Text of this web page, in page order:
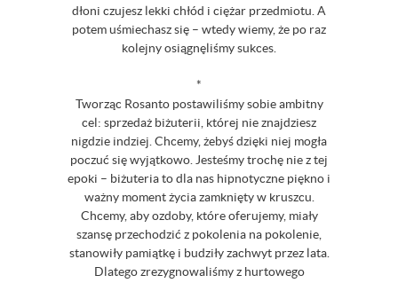
dłoni czujesz lekki chłód i ciężar przedmiotu. A
potem uśmiechasz się – wtedy wiemy, że po raz
kolejny osiągnęliśmy sukces.
*
Tworząc Rosanto postawiliśmy sobie ambitny
cel: sprzedaż biżuterii, której nie znajdziesz
nigdzie indziej. Chcemy, żebyś dzięki niej mogła
poczuć się wyjątkowo. Jesteśmy trochę nie z tej
epoki – biżuteria to dla nas hipnotyczne piękno i
ważny moment życia zamknięty w kruszcu.
Chcemy, aby ozdoby, które oferujemy, miały
szansę przechodzić z pokolenia na pokolenie,
stanowiły pamiątkę i budziły zachwyt przez lata.
Dlatego zrezygnowaliśmy z hurtowego